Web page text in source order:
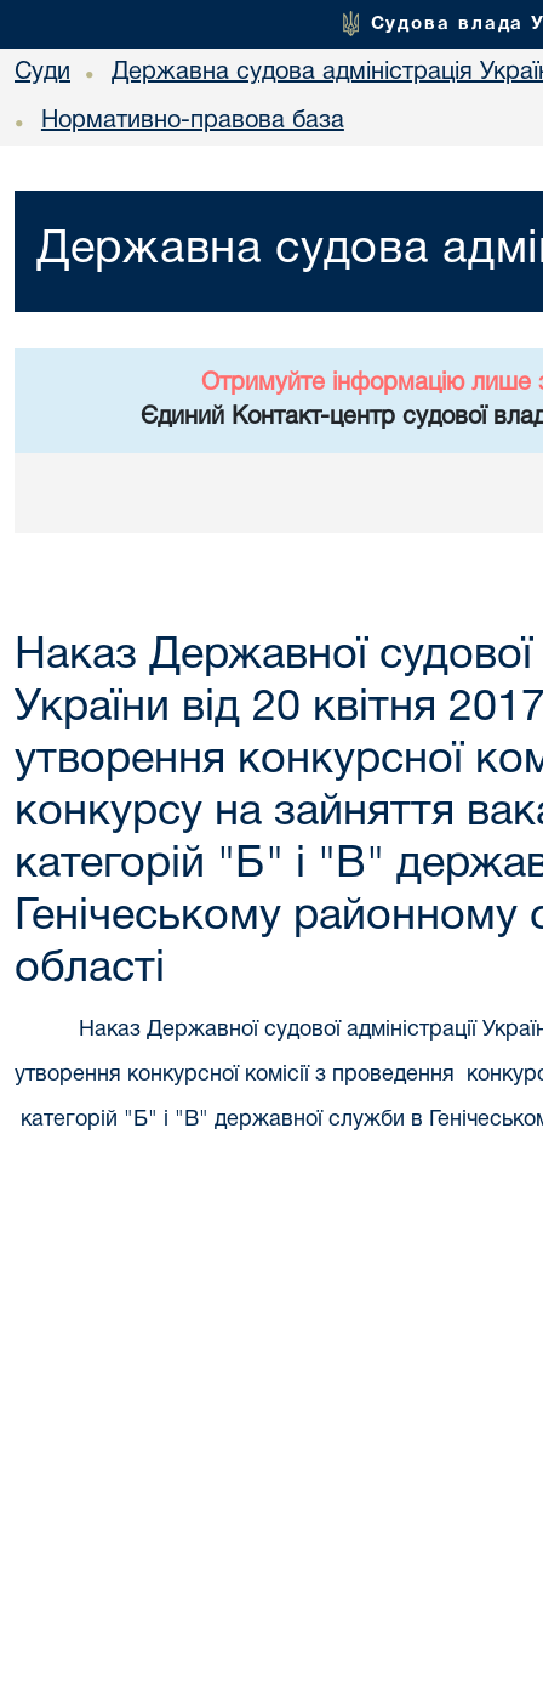
Судова влада
Суди • Державна судова адміністрація
• Нормативно-правова база
Державна судова
Отримуйте інформацію лише
Єдиний Контакт-центр судової
Наказ Державної судової
України від 20 квітня
утворення конкурсної
конкурсу на зайняття
категорій "Б" і "В"
Генічеському районному
області
Наказ Державної судової адміністрації
утворення конкурсної комісії з проведення
категорій "Б" і "В" державної служби в